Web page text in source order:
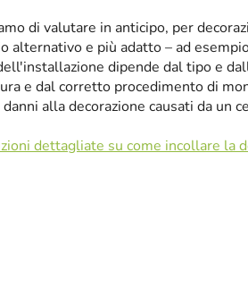
di valutare in anticipo, per
alternativo e più adatto – ad
dipende dal tipo e
e dal corretto procedimento di
alla decorazione causati da un
dettagliate su come incollare la